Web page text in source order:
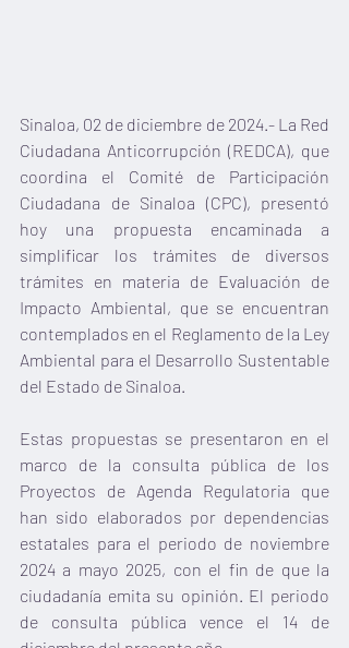
Sinaloa, 02 de diciembre de 2024.- La Red
Ciudadana Anticorrupción (REDCA), que
coordina el Comité de Participación
Ciudadana de Sinaloa (CPC), presentó
hoy una propuesta encaminada a
simplificar los trámites de diversos
trámites en materia de Evaluación de
Impacto Ambiental, que se encuentran
contemplados en el Reglamento de la Ley
Ambiental para el Desarrollo Sustentable
del Estado de Sinaloa.
Estas propuestas se presentaron en el
marco de la consulta pública de los
Proyectos de Agenda Regulatoria que
han sido elaborados por dependencias
estatales para el periodo de noviembre
2024 a mayo 2025, con el fin de que la
ciudadanía emita su opinión. El periodo
de consulta pública vence el 14 de